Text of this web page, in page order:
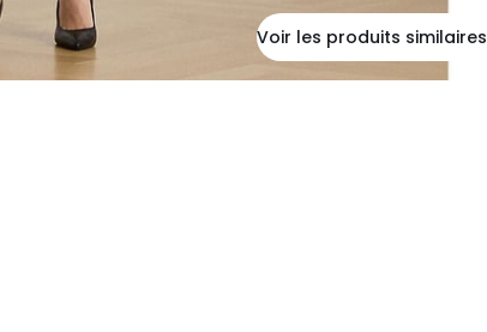
Voir les produits similaires